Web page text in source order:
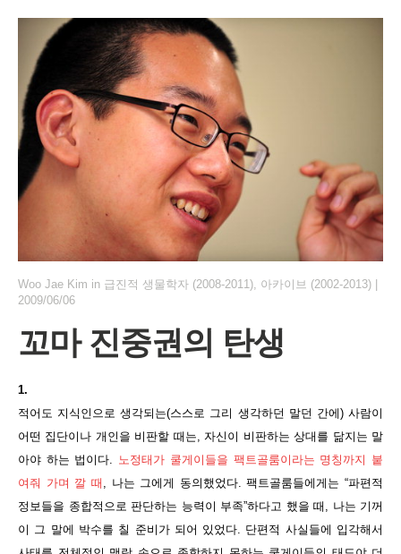
Woo Jae Kim in 급진적 생물학자 (2008-2011) 아카이브 (2002-2013) |
2009/06/06
꼬마 진중권의 탄생
1.
적어도 지식인으로 생각되는(스스로 그리 생각하던 말던 간에) 사람이
어떤 집단이나 개인을 비판할 때는, 자신이 비판하는 상대를 닮지는 말
아야 하는 법이다.
노정태가 쿨게이들을 팩트골룸이라는 명칭까지 붙
여줘 가며 깔 때
, 나는 그에게 동의했었다. 팩트골룸들에게는 “파편적
정보들을 종합적으로 판단하는 능력이 부족”하다고 했을 때, 나는 기꺼
이 그 말에 박수를 칠 준비가 되어 있었다. 단편적 사실들에 입각해서